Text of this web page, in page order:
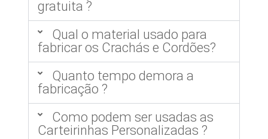
gratuita ?
Qual o material usado para
fabricar os Crachás e Cordões?
Quanto tempo demora a
fabricação ?
Como podem ser usadas as
Carteirinhas Personalizadas ?